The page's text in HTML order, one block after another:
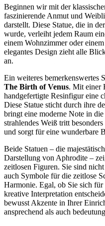
Beginnen wir mit der
faszinierende Anmut und
darstellt. Diese Statue, die in
wurde, verleiht jedem Raum
einem Wohnzimmer oder
elegantes Design zieht alle
an.
Ein weiteres bemerkenswertes
The Birth of Venus. Mit einer
handgefertigte Resinfigur eine
Diese Statue sticht durch ihre
bringt eine moderne Note in
strahlendes Weiß tritt
und sorgt für eine wunderbare
Beide Statuen – die
Darstellung von Aphrodite –
zeitlosen Figuren. Sie sind
auch Symbole für die zeitlose
Harmonie. Egal, ob Sie sich
kreative Interpretation
bewusst Akzente in Ihrer
ansprechend als auch